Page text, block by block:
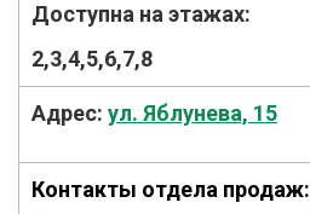
Доступна на этажах:
2,3,4,5,6,7,8
Адрес: ул. Яблунева, 15
Контакты отдела продаж: